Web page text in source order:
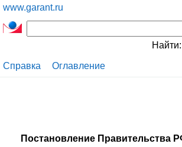
www.garant.ru
Найти:
Справка Оглавление
Постановление Правительства